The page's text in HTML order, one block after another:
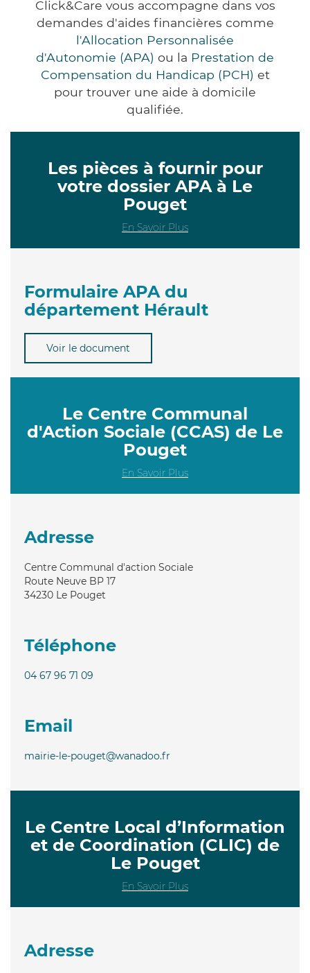
Click&Care vous accompagne dans vos
demandes d'aides financières comme
l'Allocation Personnalisée
d'Autonomie (APA) ou la Prestation de
Compensation du Handicap (PCH) et
pour trouver une aide à domicile
qualifiée.
Les pièces à fournir pour
votre dossier APA à Le
Pouget
En Savoir Plus
Formulaire APA du
département Hérault
Voir le document
Le Centre Communal
d'Action Sociale (CCAS) de Le
Pouget
En Savoir Plus
Adresse
Centre Communal d'action Sociale
Route Neuve BP 17
34230 Le Pouget
Téléphone
04 67 96 71 09
Email
mairie-le-pouget@wanadoo.fr
Le Centre Local d’Information
et de Coordination (CLIC) de
Le Pouget
En Savoir Plus
Adresse